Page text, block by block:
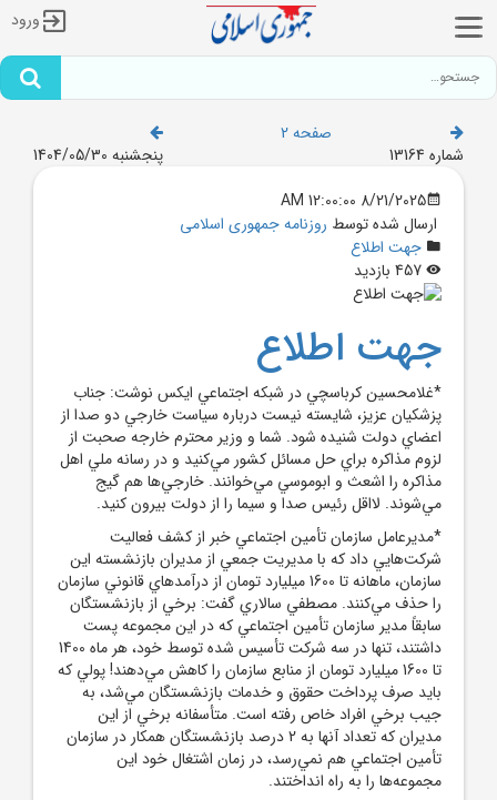
ورود
صفحه 2
شماره 13164
پنجشنبه 1404/05/30
8/21/2025 12:00:00 AM
ارسال شده توسط روزنامه جمهوری اسلامی
جهت اطلاع
جهت اطلاع
*غلامحسين کرباسچي در شبکه اجتماعي ايکس نوشت: جناب
پزشکيان عزيز، شايسته نيست درباره سياست خارجي دو صدا از
اعضاي دولت شنيده شود. شما و وزير محترم خارجه صحبت از
لزوم مذاکره براي حل مسائل کشور مي‌کنيد و در رسانه ملي اهل
مذاکره را اشعث و ابوموسي مي‌خوانند. خارجي‌ها هم گيج
مي‌شوند. لااقل رئيس صدا و سيما را از دولت بيرون کنيد.
*مديرعامل سازمان تأمين اجتماعي خبر از کشف فعاليت
شرکت‌هايي داد که با مديريت جمعي از مديران بازنشسته اين
سازمان، ماهانه تا 1600 ميليارد تومان از درآمدهاي قانوني سازمان
را حذف مي‌کنند. مصطفي سالاري گفت: برخي از بازنشستگان
سابقاً مدير سازمان تأمين اجتماعي که در اين مجموعه پست
داشتند، تنها در سه شرکت تأسيس‌ شده توسط خود، هر ماه 1400
تا 1600 ميليارد تومان از منابع سازمان را کاهش مي‌دهند! پولي که
بايد صرف پرداخت حقوق و خدمات بازنشستگان مي‌شد، به
جيب برخي افراد خاص رفته است. متأسفانه برخي از اين
مديران که تعداد آنها به 2 درصد بازنشستگان همکار در سازمان
تأمين اجتماعي هم نمي‌رسد، در زمان اشتغال خود اين
مجموعه‌ها را به راه انداختند.